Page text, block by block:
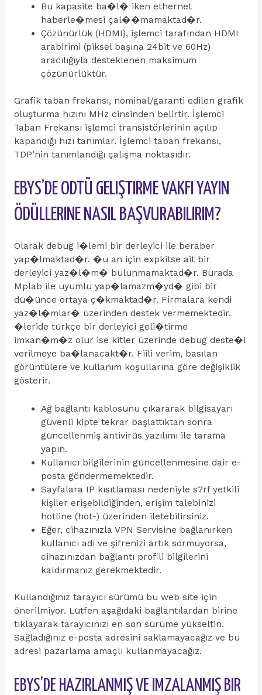
Bu kapasite ba�l� iken ethernet
haberle�mesi çal��mamaktad�r.
Çözünürlük (HDMI), işlemci tarafından HDMI
arabirimi (piksel başına 24bit ve 60Hz)
aracılığıyla desteklenen maksimum
çözünürlüktür.
Grafik taban frekansı, nominal/garanti edilen grafik
oluşturma hızını MHz cinsinden belirtir. İşlemci
Taban Frekansı işlemci transistörlerinin açılıp
kapandığı hızı tanımlar. İşlemci taban frekansı,
TDP’nin tanımlandığı çalışma noktasıdır.
EBYS’DE ODTÜ GELIŞTIRME VAKFI YAYIN
ÖDÜLLERINE NASIL BAŞVURABILIRIM?
Olarak debug i�lemi bir derleyici ile beraber
yap�lmaktad�r. �u an için expkitse ait bir
derleyici yaz�l�m� bulunmamaktad�r. Burada
Mplab ile uyumlu yap�lamazm�yd� gibi bir
dü�ünce ortaya ç�kmaktad�r. Firmalara kendi
yaz�l�mlar� üzerinden destek vermemektedir.
�leride türkçe bir derleyici geli�tirme
imkan�m�z olur ise kitler üzerinde debug deste�i
verilmeye ba�lanacakt�r. Fiili verim, basılan
görüntülere ve kullanım koşullarına göre değişiklik
gösterir.
Ağ bağlantı kablosunu çıkararak bilgisayarı
güvenli kipte tekrar başlattıktan sonra
güncellenmiş antivirüs yazılımı ile tarama
yapın.
Kullanıcı bilgilerinin güncellenmesine dair e-
posta göndermemektedir.
Sayfalara IP kısıtlaması nedeniyle s?rf yetkili
kişiler erişebildiğinden, erişim talebinizi
hotline (hot-) üzerinden iletebilirsiniz.
Eğer, cihazınızla VPN Servisine bağlanırken
kullanıcı adı ve şifrenizi artık sormuyorsa,
cihazınızdan bağlantı profili bilgilerini
kaldırmanız gerekmektedir.
Kullandığınız tarayıcı sürümü bu web site için
önerilmiyor. Lütfen aşağıdaki bağlantılardan birine
tıklayarak tarayıcınızı en son sürüme yükseltin.
Sağladığınız e-posta adresini saklamayacağız ve bu
adresi pazarlama amaçlı kullanmayacağız.
EBYS’DE HAZIRLANMIŞ VE IMZALANMIŞ BIR